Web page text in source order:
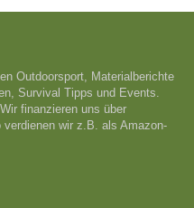
Outdoorsport, Materialberichte
Survival Tipps und Events.
finanzieren uns über
verdienen wir z.B. als Amazon-